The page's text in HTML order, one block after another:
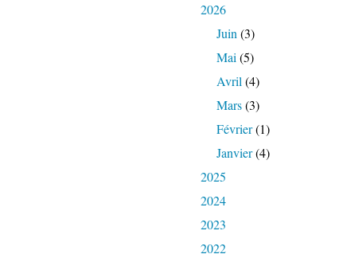
2026
Juin (3)
Mai (5)
Avril (4)
Mars(3)
Février(1)
Janvier(4)
2025
2024
2023
2022